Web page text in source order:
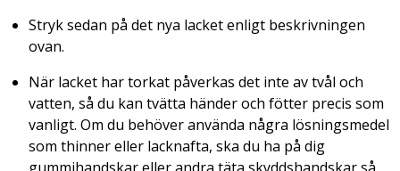
Stryk sedan på det nya lacket enligt beskrivningen
ovan.
När lacket har torkat påverkas det inte av tvål och
vatten, så du kan tvätta händer och fötter precis som
vanligt. Om du behöver använda några lösningsmedel
som thinner eller lacknafta, ska du ha på dig